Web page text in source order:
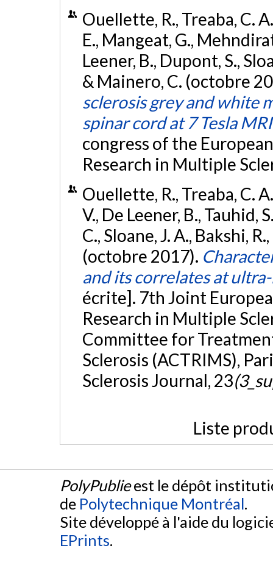
Ouellette, R., Treaba, C.
E., Mangeat, G.,
Leener, B., Dupont, S.,
& Mainero, C. (octobre
sclerosis grey and white
spinar cord at 7 Tesla MRI
congress of the
Research in Multiple
Ouellette, R., Treaba, C.
V., De Leener, B., Tauhid,
C., Sloane, J. A., Bakshi,
(octobre 2017).
and its correlates at
écrite]. 7th Joint
Research in Multiple
Committee for
Sclerosis (ACTRIMS),
Sclerosis Journal, 23
Liste
PolyPublieest le dépôt
de Polytechnique Montréal.
Site développé à l'aide du
EPrints.